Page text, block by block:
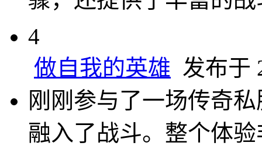
4
做自我的英雄 发布于
刚刚参与了一场传奇
融入了战斗。整个体